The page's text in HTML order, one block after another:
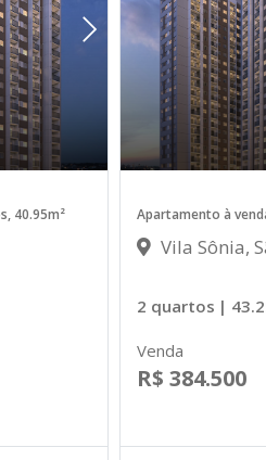
40.95m² Apartamento à
Vila Sônia,
2 quartos |
Venda
R$ 384.500